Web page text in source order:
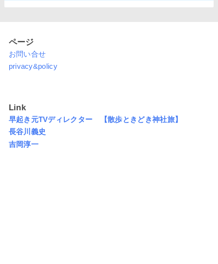
ページ
お問い合せ
privacy&policy
Link
早起き元TVディレクター 【散歩ときどき神社旅】
長谷川義史
吉岡淳一